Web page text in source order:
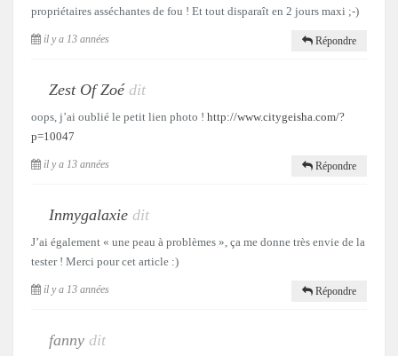
propriétaires asséchantes de fou ! Et tout disparaît en 2 jours maxi ;-)
il y a 13 années Répondre
Zest Of Zoé dit
oops, j’ai oublié le petit lien photo ! http://www.citygeisha.com/?
p=10047
il y a 13 années Répondre
Inmygalaxie dit
J’ai également « une peau à problèmes », ça me donne très envie de la
tester ! Merci pour cet article :)
il y a 13 années Répondre
fanny dit